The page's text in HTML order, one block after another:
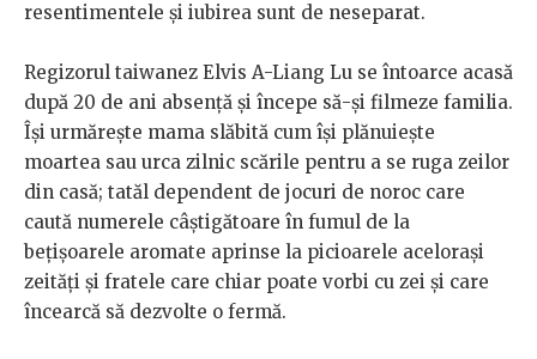
resentimentele și iubirea sunt de neseparat.
Regizorul taiwanez Elvis A-Liang Lu se întoarce acasă
după 20 de ani absență și începe să-și filmeze familia.
Își urmărește mama slăbită cum își plănuiește
moartea sau urca zilnic scările pentru a se ruga zeilor
din casă; tatăl dependent de jocuri de noroc care
caută numerele câștigătoare în fumul de la
bețișoarele aromate aprinse la picioarele acelorași
zeități și fratele care chiar poate vorbi cu zei și care
încearcă să dezvolte o fermă.